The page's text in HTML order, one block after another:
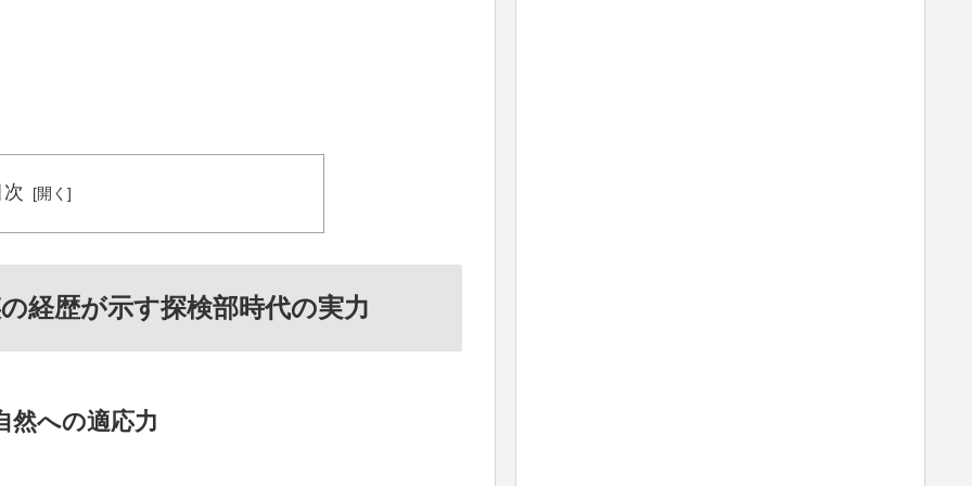
経歴が示す探検部時代の実力
然への適応力